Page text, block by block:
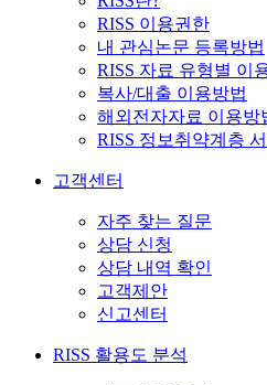
RISS 이용권한
내 관심논문 등록방법
RISS 자료 유형별 이
복사/대출 이용방법
해외전자자료 이용방
RISS 정보취약계층
고객센터
자주 찾는 질문
상담 신청
상담 내역 확인
고객제안
신고센터
RISS 활용도 분석